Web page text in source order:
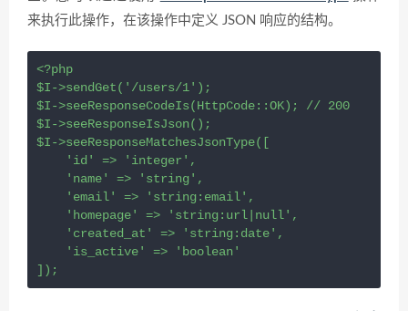
来执行此操作，在该操作中定义 JSON 响应的结构。
<?php
$I->sendGet( '/users/1' );
$I->seeResponseCodeIs(HttpCode::OK); // 200
$I->seeResponseIsJson();
$I->seeResponseMatchesJsonType([
'id'
=> 'integer' ,
'name'
=> 'string' ,
'email'
=> 'string:email' ,
'homepage'
=> 'string:url|null' ,
'created_at'
=> 'string:date' ,
'is_active'
=>
'boolean'
]);